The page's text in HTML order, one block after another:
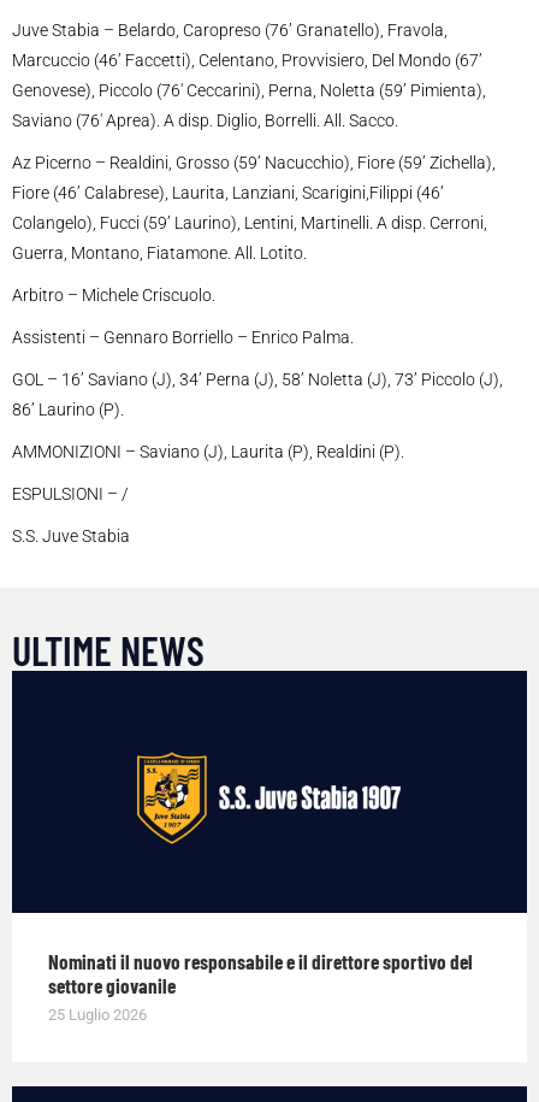
Juve Stabia – Belardo, Caropreso (76’ Granatello), Fravola,
Marcuccio (46’ Faccetti), Celentano, Provvisiero, Del Mondo (67’
Genovese), Piccolo (76′ Ceccarini), Perna, Noletta (59’ Pimienta),
Saviano (76′ Aprea). A disp. Diglio, Borrelli. All. Sacco.
Az Picerno – Realdini, Grosso (59’ Nacucchio), Fiore (59’ Zichella),
Fiore (46’ Calabrese), Laurita, Lanziani, Scarigini,Filippi (46’
Colangelo), Fucci (59’ Laurino), Lentini, Martinelli. A disp. Cerroni,
Guerra, Montano, Fiatamone. All. Lotito.
Arbitro – Michele Criscuolo.
Assistenti – Gennaro Borriello – Enrico Palma.
GOL – 16’ Saviano (J), 34’ Perna (J), 58’ Noletta (J), 73’ Piccolo (J),
86’ Laurino (P).
AMMONIZIONI – Saviano (J), Laurita (P), Realdini (P).
ESPULSIONI – /
S.S. Juve Stabia
ULTIME NEWS
Nominati il nuovo responsabile e il direttore sportivo del
settore giovanile
25 Luglio 2026